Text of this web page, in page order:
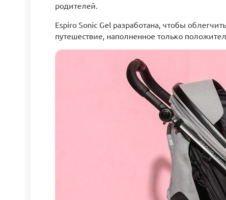
родителей.
Espiro Sonic Gel разработана, чтобы
путешествие, наполненное только